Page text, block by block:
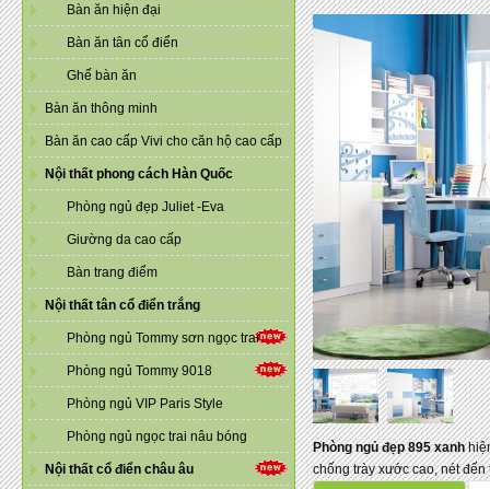
Bàn ăn hiện đại
Bàn ăn tân cổ điển
Ghế bàn ăn
Bàn ăn thông minh
Bàn ăn cao cấp Vivi cho căn hộ cao cấp
Nội thất phong cách Hàn Quốc
Phòng ngủ đẹp Juliet -Eva
Giường da cao cấp
Bàn trang điểm
Nội thất tân cổ điển trắng
Phòng ngủ Tommy sơn ngọc trai
Phòng ngủ Tommy 9018
Phòng ngủ VIP Paris Style
Phòng ngủ ngọc trai nâu bóng
Nội thất cổ điển châu âu
Phòng ngủ đẹp 895 xanh
chống trày xước cao, nét